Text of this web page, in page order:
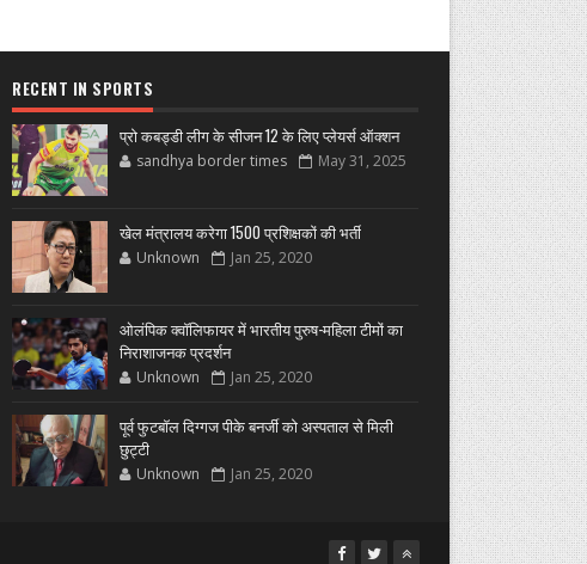
RECENT IN SPORTS
प्रो कबड्डी लीग के सीजन 12 के लिए प्लेयर्स ऑक्शन
sandhya border times May 31, 2025
खेल मंत्रालय करेगा 1500 प्रशिक्षकों की भर्ती
Unknown Jan 25, 2020
ओलंपिक क्वॉलिफायर में भारतीय पुरुष-महिला टीमों का
निराशाजनक प्रदर्शन
Unknown Jan 25, 2020
पूर्व फुटबॉल दिग्गज पीके बनर्जी को अस्पताल से मिली
छुट्टी
Unknown Jan 25, 2020